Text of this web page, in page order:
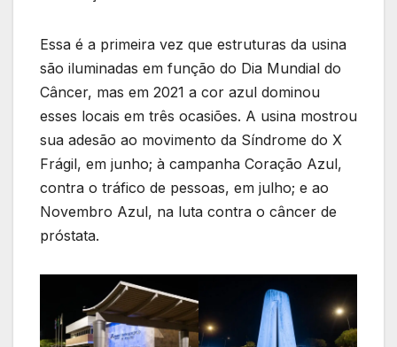
Essa é a primeira vez que estruturas da usina
são iluminadas em função do Dia Mundial do
Câncer, mas em 2021 a cor azul dominou
esses locais em três ocasiões. A usina mostrou
sua adesão ao movimento da Síndrome do X
Frágil, em junho; à campanha Coração Azul,
contra o tráfico de pessoas, em julho; e ao
Novembro Azul, na luta contra o câncer de
próstata.